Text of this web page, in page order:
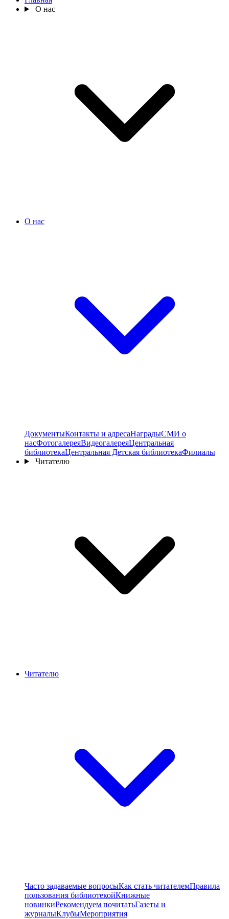
О нас
О нас
ДокументыКонтакты и адресаНаградыСМИ о
насФотогалереяВидеогалереяЦентральная
библиотекаЦентральная Детская библиотекаФилиалы
Читателю
Читателю
Часто задаваемые вопросыКак стать читателемПравила
пользования библиотекойКнижные
новинкиРекомендуем почитатьГазеты и
журналыКлубыМероприятия